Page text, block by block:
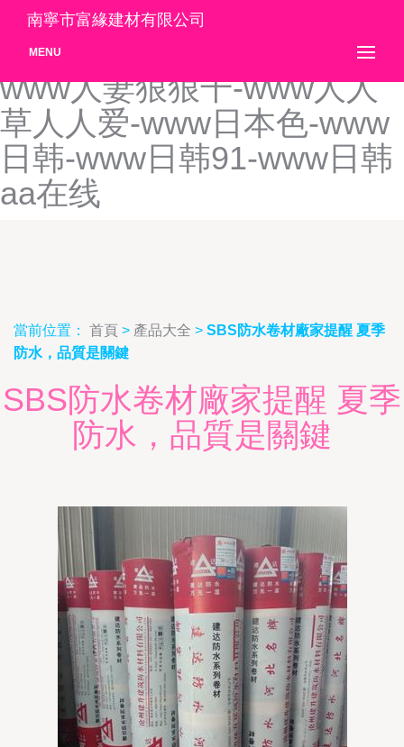
www啪啪草-www青草传媒-
www青春草AV-www青青99-
www人妻狠狠干-www人人
草人人爱-www日本色-www
日韩-www日韩91-www日韩
aa在线
南寧市富緣建材有限公司
MENU
當前位置： 首頁 > 產品大全 > SBS防水卷材廠家提醒 夏季
防水，品質是關鍵
SBS防水卷材廠家提醒 夏季
防水，品質是關鍵